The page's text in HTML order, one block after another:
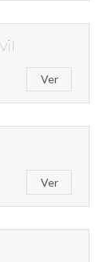
Ver
Ver